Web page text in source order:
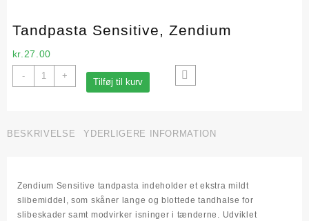
Tandpasta Sensitive, Zendium
kr. 27.00
-
Tandpasta
Sensitive,
+
Tilføj til kurv
BESKRIVELSE YDERLIGERE INFORMATION
Zendium Sensitive tandpasta indeholder et ekstra mildt
slibemiddel, som skåner lange og blottede tandhalse for
slibeskader samt modvirker isninger i tænderne. Udviklet